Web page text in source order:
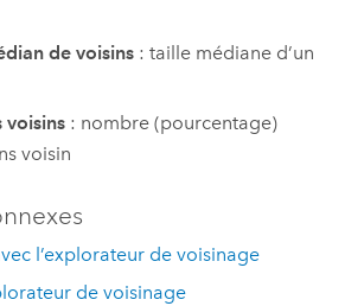
de voisins : taille médiane d’un
voisins : nombre (pourcentage)
voisin
l’explorateur de voisinage
de voisinage